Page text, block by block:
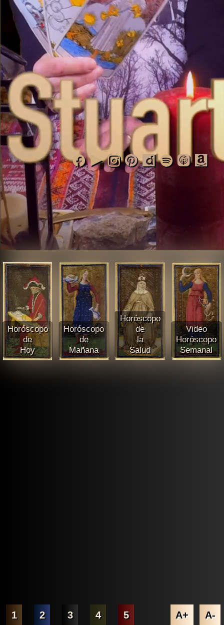
Horóscopo
de
Hoy
Horóscopo
de
Mañana
Horóscopo
de
la
Salud
Video
Horóscopo
Semanal
1 2 3 4 5 A+ A-